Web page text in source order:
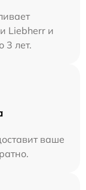
Liebherr и
3 лет.
ваше